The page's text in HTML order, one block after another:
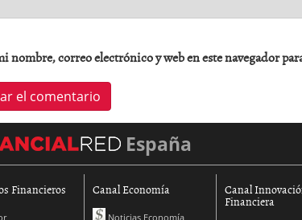
nombre, correo electrónico y web en este navegador
España
Financieros Canal Economía
Noticias Economía
Canal
Financiera